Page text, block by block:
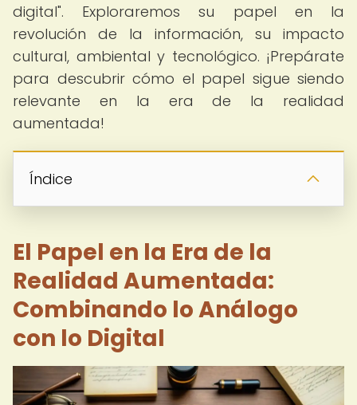
digital". Exploraremos su papel en la
revolución de la información, su impacto
cultural, ambiental y tecnológico. ¡Prepárate
para descubrir cómo el papel sigue siendo
relevante en la era de la realidad
aumentada!
Índice
El Papel en la Era de la
Realidad Aumentada:
Combinando lo Análogo
con lo Digital